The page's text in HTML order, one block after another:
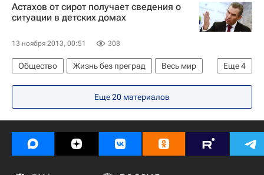
Астахов от сирот получает сведения о
ситуации в детских домах
13 ноября 2013, 00:51 308
Еще4
Общество Жизнь без преград
Весь мир
Европа
Павел Астахов
Детские вопросы
Еще 20 материалов